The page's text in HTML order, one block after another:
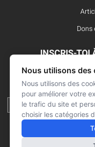
INSCRIS-TOI
Reste à l’affût des
d’urgence et ne
Nous utilisons des
Nous utilisons des
pour améliorer votre
le trafic du site et
choisir les catégories